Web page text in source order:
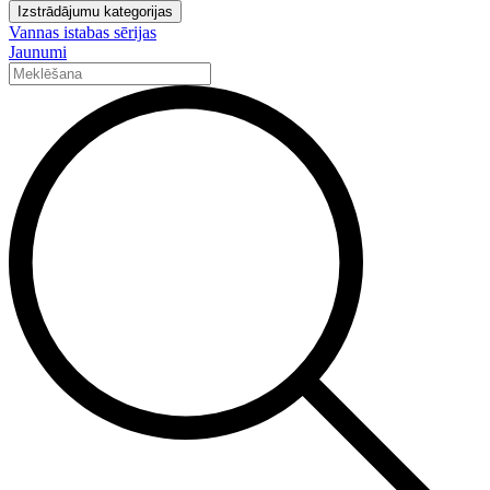
Izstrādājumu kategorijas
Vannas istabas sērijas
Jaunumi